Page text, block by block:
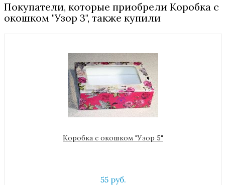
Покупатели, которые приобрели Коробка с
окошком "Узор 3", также купили
Коробка с окошком "Узор 5"
55 руб.